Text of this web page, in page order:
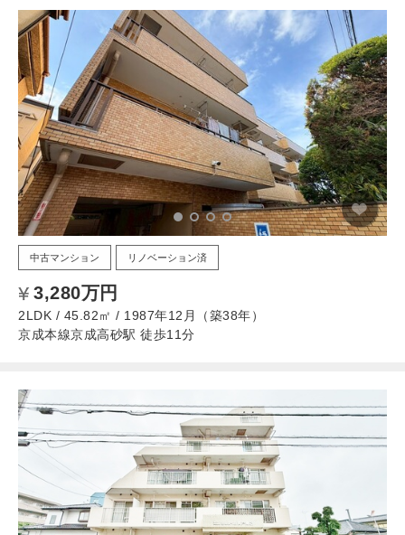
中古マンション リノベーション済
3,280万円
2LDK / 45.82㎡ / 1987年12月（築38年）
京成本線京成高砂駅 徒歩11分